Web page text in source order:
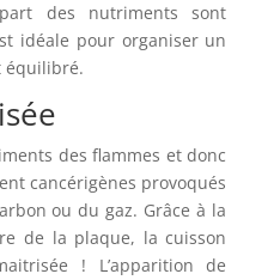
des nutriments sont
idéale pour organiser un
équilibré.
des flammes et donc
cancérigènes provoqués
ou du gaz. Grâce à la
de la plaque, la cuisson
! L’apparition de